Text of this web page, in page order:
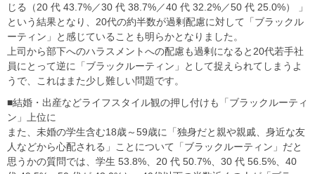
じる（20 代 43.7%／30 代 38.7%／40 代 32.2%／50 代 25.0%） 」
という結果となり、20代の約半数が過剰配慮に対して「ブラックル
ーティン」と感じていることも明らかとなりました。
上司から部下へのハラスメントへの配慮も過剰になると20代若手社
員にとって逆に「ブラックルーティン」として捉えられてしまうよ
うで、これはまた少し難しい問題です。
■結婚・出産などライフスタイル観の押し付けも「ブラックルーティ
ン」上位に
また、未婚の学生含む18歳～59歳に「独身だと親や親戚、身近な友
人などから心配される」ことについて「ブラックルーティン」だと
思うかの質問では、学生 53.8%、20 代 50.7%、30 代 56.5%、40